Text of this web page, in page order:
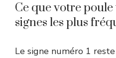
Ce que votre poule
signes les plus
Le signe numéro 1